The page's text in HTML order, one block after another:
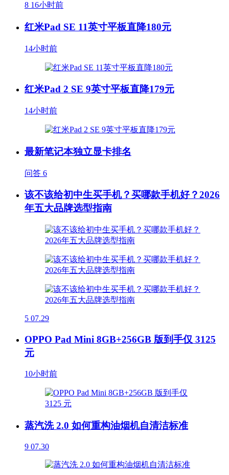
8 16小时前
红米Pad SE 11英寸平板直降180元
14小时前
红米Pad 2 SE 9英寸平板直降179元
14小时前
最新笔记本独立显卡排名
问答 6
该不该给初中生买手机？买哪款手机好？2026
年五大品牌选型指南
5 07.29
OPPO Pad Mini 8GB+256GB 版到手仅 3125
元
10小时前
蒸汽洗 2.0 如何重构油烟机自清洁标准
9 07.30